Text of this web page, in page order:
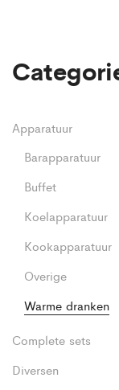
Apparatuur
Barapparatuur
Buffet
Koelapparatuur
Kookapparatuur
Overige
Warme dranken
Complete sets
Diversen